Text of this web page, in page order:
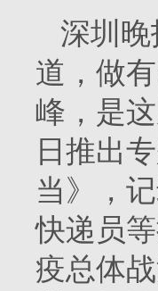
深圳
道，做
峰，是
日推出
当》，
快递员
疫总体